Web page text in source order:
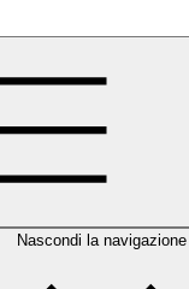
Nascondi la navigazione